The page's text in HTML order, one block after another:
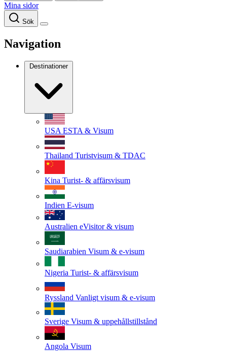
Mina sidor
Sök
Navigation
Destinationer
USA ESTA & Visum
Thailand Turistvisum & TDAC
Kina Turist- & affärsvisum
Indien E-visum
Australien eVisitor & visum
Saudiarabien Visum & e-visum
Nigeria Turist- & affärsvisum
Ryssland Vanligt visum & e-visum
Sverige Visum & uppehållstillstånd
Angola Visum